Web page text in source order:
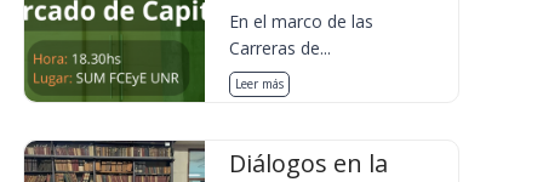
En el marco de las
Carreras de...
Leer más
Diálogos en la